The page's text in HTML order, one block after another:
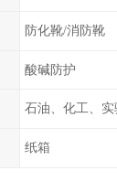
防化靴/消防靴
酸碱防护
石油、化工、
纸箱